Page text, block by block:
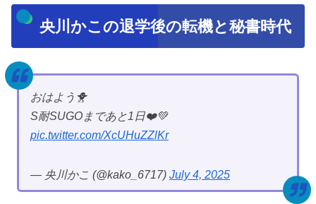
央川かこの退学後の転機と秘書時代
おはよう🐥
S耐SUGOまであと1日❤️💚
pic.twitter.com/XcUHuZZlKr
— 央川かこ (@kako_6717) July 4, 2025